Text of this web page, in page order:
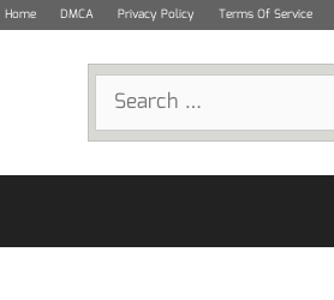
Home DMCA Privacy Policy Terms Of Service
Search
for: